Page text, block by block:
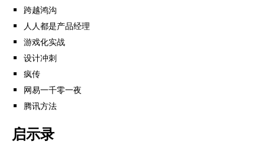
跨越鸿沟
人人都是产品经理
游戏化实战
设计冲刺
疯传
网易一千零一夜
腾讯方法
启示录